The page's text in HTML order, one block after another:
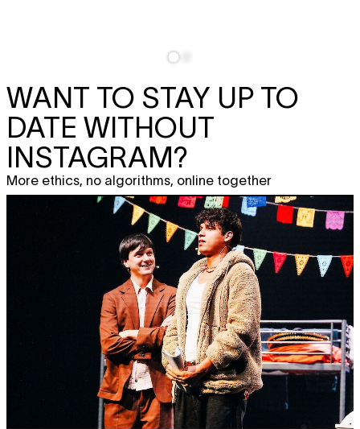
WANT TO STAY UP TO
DATE WITHOUT
INSTAGRAM?
More ethics, no algorithms, online together